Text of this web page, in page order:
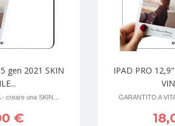
gen 2021 SKIN
creare una SKIN...
€
IPAD PRO
GARANTITO A